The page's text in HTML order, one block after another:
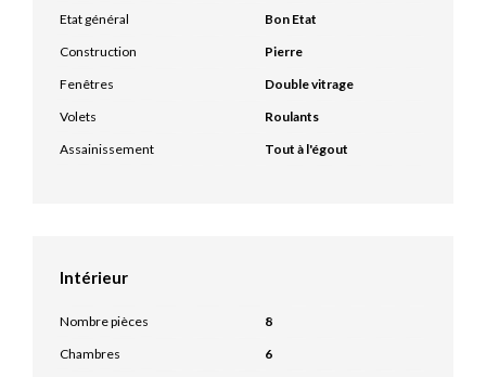
Etat général
Bon Etat
Construction
Pierre
Fenêtres
Double vitrage
Volets
Roulants
Assainissement
Tout à l'égout
Intérieur
Nombre pièces
8
Chambres
6